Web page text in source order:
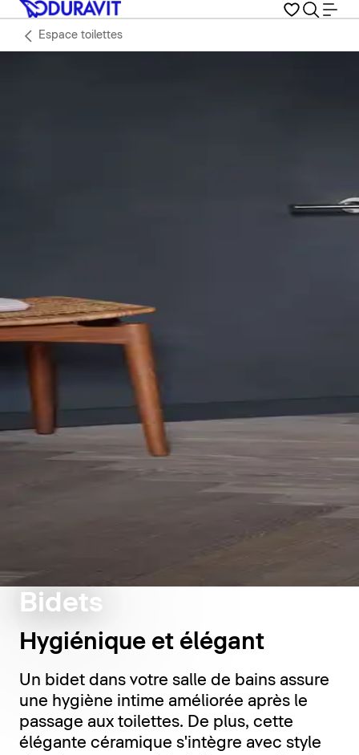
Espace toilettes
Bidets
Hygiénique et élégant
Un bidet dans votre salle de bains assure
une hygiène intime améliorée après le
passage aux toilettes. De plus, cette
élégante céramique s'intègre avec style